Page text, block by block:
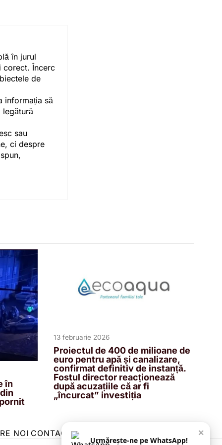
în jurul
corect. Încerc
de
informația să
legătură
sau
ci despre
în
13 februarie 2026
Proiectul de 400 de milioane de
euro pentru apă și canalizare,
confirmat definitiv de instanță.
Fostul director reacționează
după acuzațiile că ar fi
„încurcat” investiția
NOI CONTACT ZIARUL ANUNȚUL CĂLĂRĂȘEAN
×
Urmărește-ne pe WhatsApp!